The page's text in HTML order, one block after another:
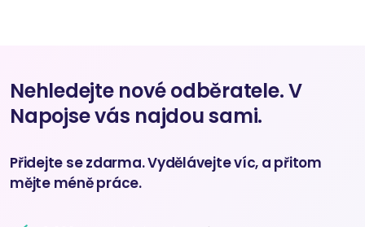
Nehledejte nové odběratele. V
Napojse vás najdou sami.
Přidejte se zdarma. Vydělávejte víc, a přitom
mějte méně práce.